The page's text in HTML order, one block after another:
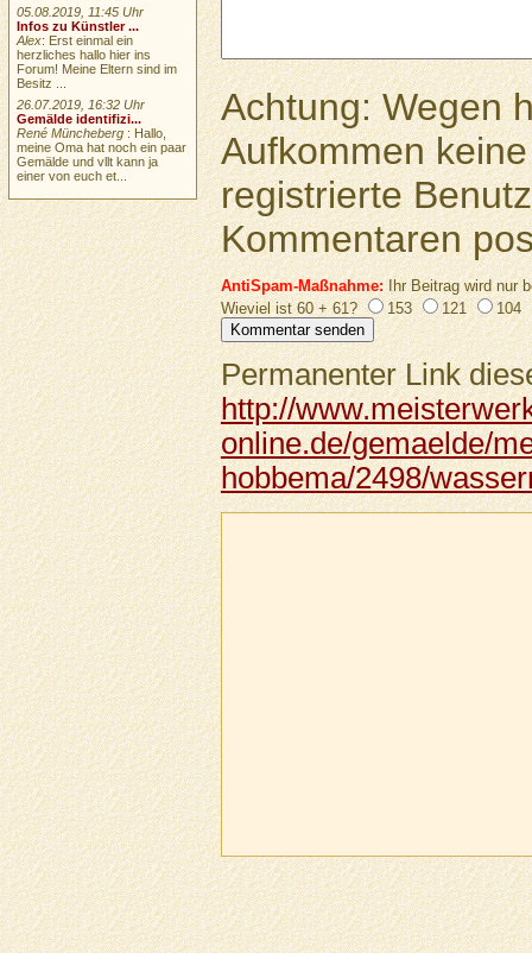
Achtung: Wegen
Aufkommen
registrierte
Kommentaren
AntiSpam-Maßnahme:Ihr Beitrag wird nur
Wieviel ist 60 + 61?
153 121 104
Permanenter Link
http://
online.de/gemaelde/
hobbema/2498/
05.08.2019, 11:45 Uhr
Infos zu Künstler ...
Alex: Erst einmal ein
herzliches hallo hier ins
Forum! Meine Eltern sind im
Besitz ...
26.07.2019, 16:32 Uhr
Gemälde identifizi...
René Müncheberg : Hallo,
meine Oma hat noch ein paar
Gemälde und vllt kann ja
einer von euch et...